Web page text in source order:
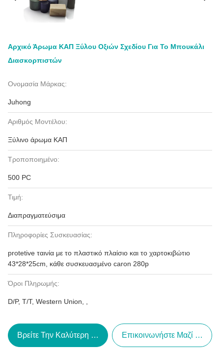
Αρχικό Άρωμα ΚΑΠ Ξύλου Οξιών Σχεδίου Για Το Μπουκάλι
Διασκορπιστών
Ονομασία Μάρκας:
Juhong
Αριθμός Μοντέλου:
Ξύλινο άρωμα ΚΑΠ
Τροποποιημένο:
500 PC
Τιμή:
Διαπραγματεύσιμα
Πληροφορίες Συσκευασίας:
protetive ταινία με το πλαστικό πλαίσιο και το χαρτοκιβώτιο
43*28*25cm, κάθε συσκευασμένο caron 280p
Όροι Πληρωμής:
D/P, T/T, Western Union, ,
Βρείτε Την Καλύτερη Τιμή Επικοινωνήστε Μαζί Μας